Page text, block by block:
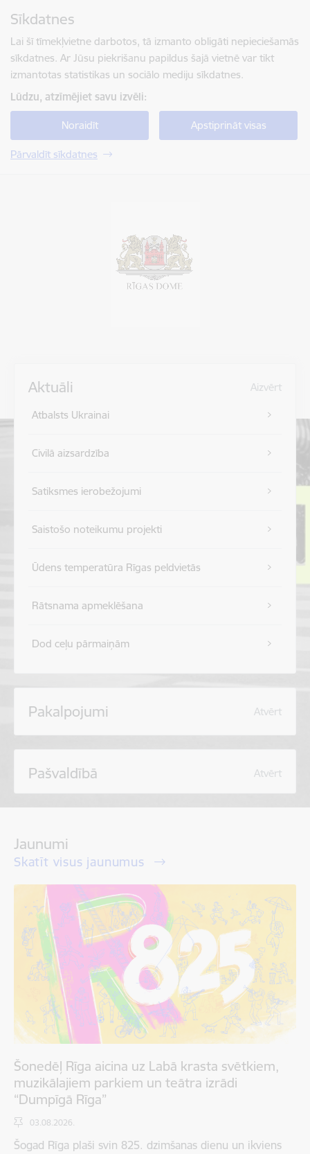
Sīkdatnes
Lai šī tīmekļvietne darbotos, tā izmanto obligāti nepieciešamās
sīkdatnes. Ar Jūsu piekrišanu papildus šajā vietnē var tikt
izmantotas statistikas un sociālo mediju sīkdatnes.
Lūdzu, atzīmējiet savu izvēli:
Noraidīt Apstiprināt visas
Pārvaldīt sīkdatnes
Aktuāli Aizvērt
Atbalsts Ukrainai
Civilā aizsardzība
Satiksmes ierobežojumi
Saistošo noteikumu projekti
Ūdens temperatūra Rīgas peldvietās
Rātsnama apmeklēšana
Dod ceļu pārmaiņām
Pakalpojumi Atvērt
Pašvaldībā Atvērt
Jaunumi
Skatīt visus jaunumus
Šonedēļ Rīga aicina uz Labā krasta svētkiem,
muzikālajiem parkiem un teātra izrādi
“Dumpīgā Rīga”
03.08.2026.
Šogad Rīga plaši svin 825. dzimšanas dienu un ikviens